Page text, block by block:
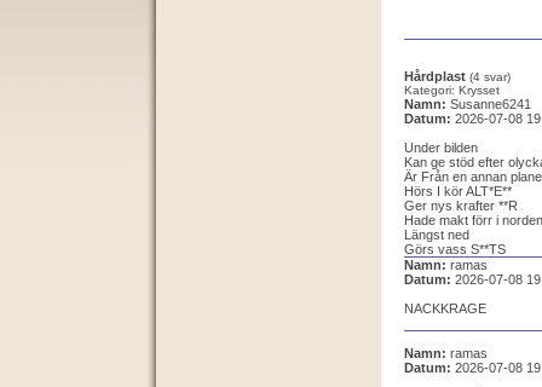
Hårdplast (4 svar)
Kategori: Krysset
Namn: Susanne6241
Datum: 2026-07-08
Under bilden
Kan ge stöd efter
Är Från en annan
Hörs I kör ALT*E**
Ger nys krafter **R
Hade makt förr i
Längst ned
Görs vass S**TS
Namn: ramas
Datum: 2026-07-08
NACKKRAGE
Namn: ramas
Datum: 2026-07-08